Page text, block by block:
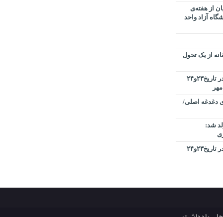
از هفته‌ی
آزاد واحد
از یک تحول
کنفرانس بین المللی کیفیت در دبی در تاریخ۲۳و۲۴
دغدغه اصلی/
شد:
کنفرانس بین المللی کیفیت در دبی در تاریخ۲۳و۲۴